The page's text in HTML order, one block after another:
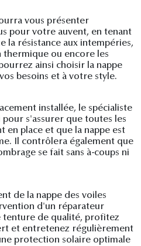
vous présenter
pour votre auvent, en tenant
la résistance aux intempéries,
ou encore les
ainsi choisir la nappe
besoins et à votre style.
installée, le spécialiste
s'assurer que toutes les
place et que la nappe est
Il contrôlera également que
se fait sans à-coups ni
de la nappe des voiles
d'un réparateur
tenture de qualité, profitez
et entretenez régulièrement
protection solaire optimale